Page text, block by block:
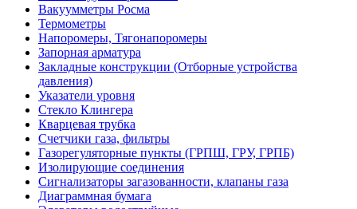
Вакуумметры Росма
Термометры
Напоромеры, Тягонапоромеры
Запорная арматура
Закладные конструкции (Отборные устройства
давления)
Указатели уровня
Стекло Клингера
Кварцевая трубка
Счетчики газа, фильтры
Газорегуляторные пункты (ГРПШ, ГРУ, ГРПБ)
Изолирующие соединения
Сигнализаторы загазованности, клапаны газа
Диаграммная бумага